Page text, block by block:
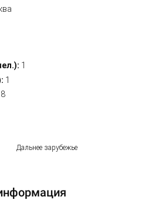
1
1
Дальнее зарубежье